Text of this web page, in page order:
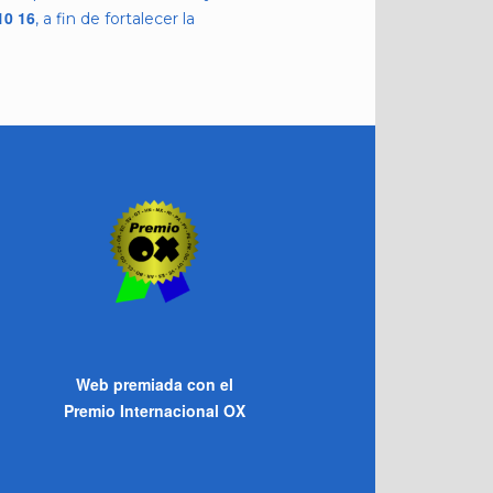
16, a fin de fortalecer la
Web premiada con el
Premio Internacional OX